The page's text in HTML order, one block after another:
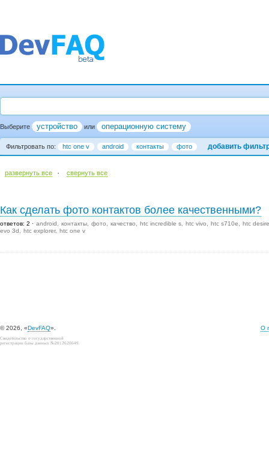
Выберите устройство или операционную систему
Фильтровать по: htc one v android контакты фото добавить
развернуть все · cвернуть все
Как сделать фото контактов более качественными?
ответов: 2 android контакты фото качество htc incredible s htc vivo htc s710e
htc
evo 3d
htc explorer htc one v
© 2026, «DevFAQ». О
Свидетельство о государственной
регистрации базы данных №2012620649.